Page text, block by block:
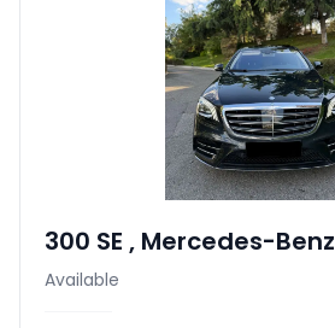
300 SE , Mercedes-Benz
Available